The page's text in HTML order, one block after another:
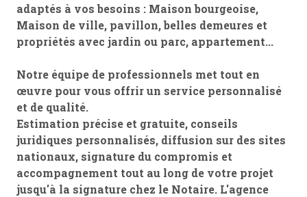
adaptés à vos besoins : Maison bourgeoise,
Maison de ville, pavillon, belles demeures et
propriétés avec jardin ou parc, appartement...
Notre équipe de professionnels met tout en
œuvre pour vous offrir un service personnalisé
et de qualité.
Estimation précise et gratuite, conseils
juridiques personnalisés, diffusion sur des sites
nationaux, signature du compromis et
accompagnement tout au long de votre projet
jusqu'à la signature chez le Notaire. L'agence